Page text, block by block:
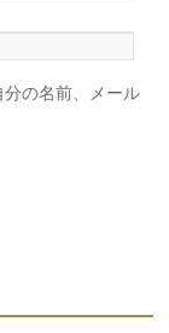
の名前、メール